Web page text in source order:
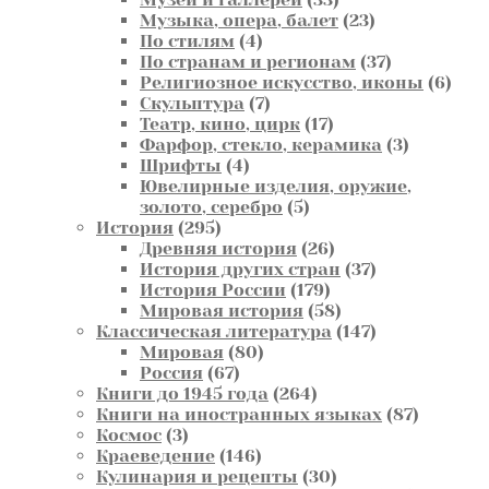
товара
Музыка, опера, балет 2323
По стилям 44
товара
По странам и регионам 3737
товаров
Религиозное искусство, иконы 66
Скульптура 77
товаров
Театр, кино, цирк 1717
товаров
Фарфор, стекло, керамика 33
Шрифты 44
товара
Ювелирные изделия, оружие,
золото, серебро 55
История 295295
товаров
Древняя история 2626
товаров
История других стран 3737
История России 179179
товаров
Мировая история 5858
товаров
Классическая литература 147147
Мировая 8080
Россия 6767
товаров
Книги до 1945 года 264264
товара
Книги на иностранных языках 8787
Космос 33
товара
Краеведение 146146
товаров
Кулинария и рецепты 3030